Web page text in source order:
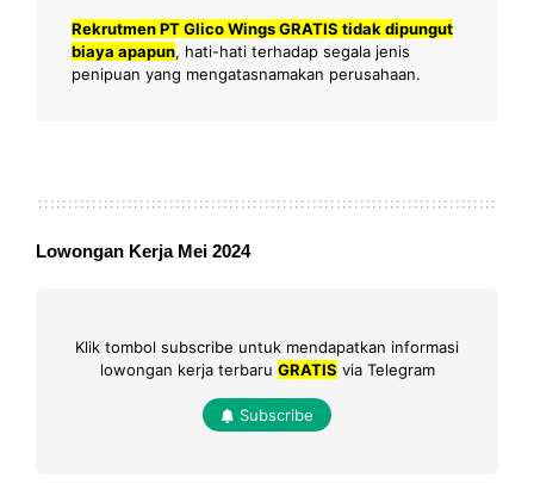
Rekrutmen PT Glico Wings GRATIS tidak dipungut
biaya apapun, hati-hati terhadap segala jenis
penipuan yang mengatasnamakan perusahaan.
Lowongan Kerja Mei 2024
Klik tombol subscribe untuk mendapatkan informasi
lowongan kerja terbaru GRATIS via Telegram
Subscribe